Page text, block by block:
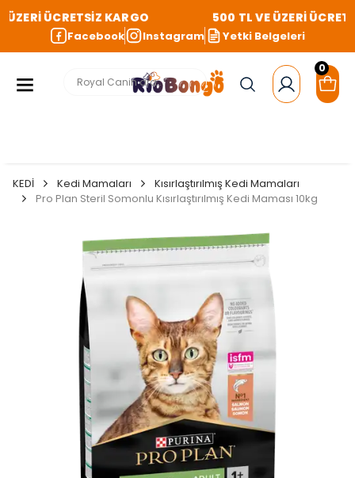
ÜCRETSİZ KARGO 500 TL VE ÜZERİ
Facebook Instagram Yetki Belgeleri
0
KEDİ Kedi Mamaları
Kısırlaştırılmış Kedi Mamaları
Pro Plan Steril Somonlu Kısırlaştırılmış Kedi Maması 10kg